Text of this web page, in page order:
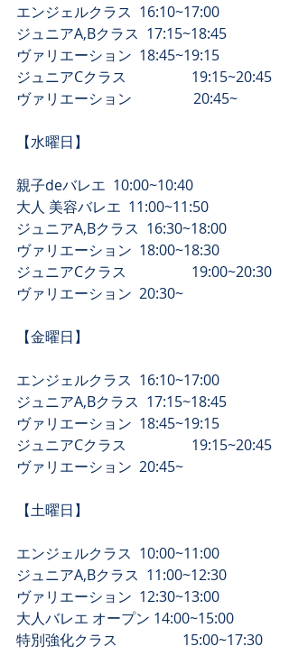
エンジェルクラス  16:10~17:00
ジュニアA,Bクラス  17:15~18:45
​ヴァリエーション  18:45~19:15
​ジュニアCクラス　　　　  19:15~20:45
​ヴァリエーション　　　　 20:45~
​【水曜日】
親子deバレエ  10:00~10:40
大人 美容バレエ  11:00~11:50
ジュニアA,Bクラス  16:30~18:00
​ヴァリエーション  18:00~18:30
​ジュニアCクラス　　　　  19:00~20:30
​ヴァリエーション  20:30~
【​金曜日】
エンジェルクラス  16:10~17:00
ジュニアA,Bクラス  17:15~18:45
​ヴァリエーション  18:45~19:15
​ジュニアCクラス　　　　  19:15~20:45
​ヴァリエーション  20:45~
​【土曜日】
エンジェルクラス  10:00~11:00
ジュニアA,Bクラス  11:00~12:30
​ヴァリエーション  12:30~13:00
​大人バレエ オープン 14:00~15:00
​特別強化クラス　　　　  15:00~17:30